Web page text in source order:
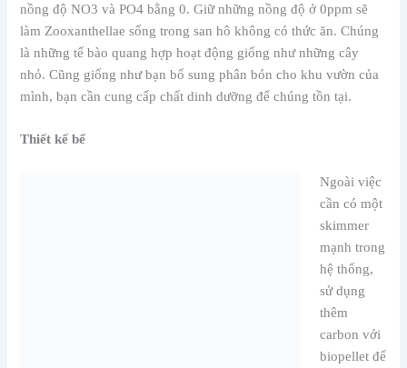
nồng độ NO3 và PO4 bằng 0. Giữ những nồng độ ở 0ppm sẽ
làm Zooxanthellae sống trong san hô không có thức ăn. Chúng
là những tế bào quang hợp hoạt động giống như những cây
nhỏ. Cũng giống như bạn bổ sung phân bón cho khu vườn của
mình, bạn cần cung cấp chất dinh dưỡng để chúng tồn tại.
Thiết kế bể
Ngoài việc
cần có một
skimmer
mạnh trong
hệ thống,
sử dụng
thêm
carbon với
biopellet để